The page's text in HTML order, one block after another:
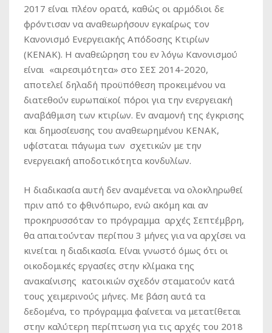
2017 είναι πλέον ορατά, καθώς οι αρμόδιοι δε
φρόντισαν να αναθεωρήσουν εγκαίρως τον
Κανονισμό Ενεργειακής Απόδοσης Κτιρίων
(ΚΕΝΑΚ). Η αναθεώρηση του εν λόγω Κανονισμού
είναι «αιρεσιμότητα» στο ΣΕΣ 2014-2020,
αποτελεί δηλαδή προϋπόθεση προκειμένου να
διατεθούν ευρωπαϊκοί πόροι για την ενεργειακή
αναβάθμιση των κτιρίων. Εν αναμονή της έγκρισης
και δημοσίευσης του αναθεωρημένου ΚΕΝΑΚ,
υφίσταται πάγωμα των σχετικών με την
ενεργειακή αποδοτικότητα κονδυλίων.
Η διαδικασία αυτή δεν αναμένεται να ολοκληρωθεί
πριν από το φθινόπωρο, ενώ ακόμη και αν
προκηρυσσόταν το πρόγραμμα αρχές Σεπτέμβρη,
θα απαιτούνταν περίπου 3 μήνες για να αρχίσει να
κινείται η διαδικασία. Είναι γνωστό όμως ότι οι
οικοδομικές εργασίες στην κλίμακα της
ανακαίνισης κατοικιών σχεδόν σταματούν κατά
τους χειμερινούς μήνες. Με βάση αυτά τα
δεδομένα, το πρόγραμμα φαίνεται να μετατίθεται
στην καλύτερη περίπτωση για τις αρχές του 2018